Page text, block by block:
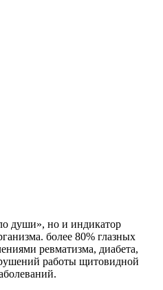
души», но и индикатор
более 80% глазных
ревматизма, диабета,
работы щитовидной